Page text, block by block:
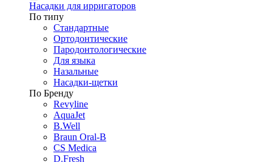
Насадки для ирригаторов
По типу
Стандартные
Ортодонтические
Пародонтологические
Для языка
Назальные
Насадки-щетки
По Бренду
Revyline
AquaJet
B.Well
Braun Oral-B
CS Medica
D.Fresh